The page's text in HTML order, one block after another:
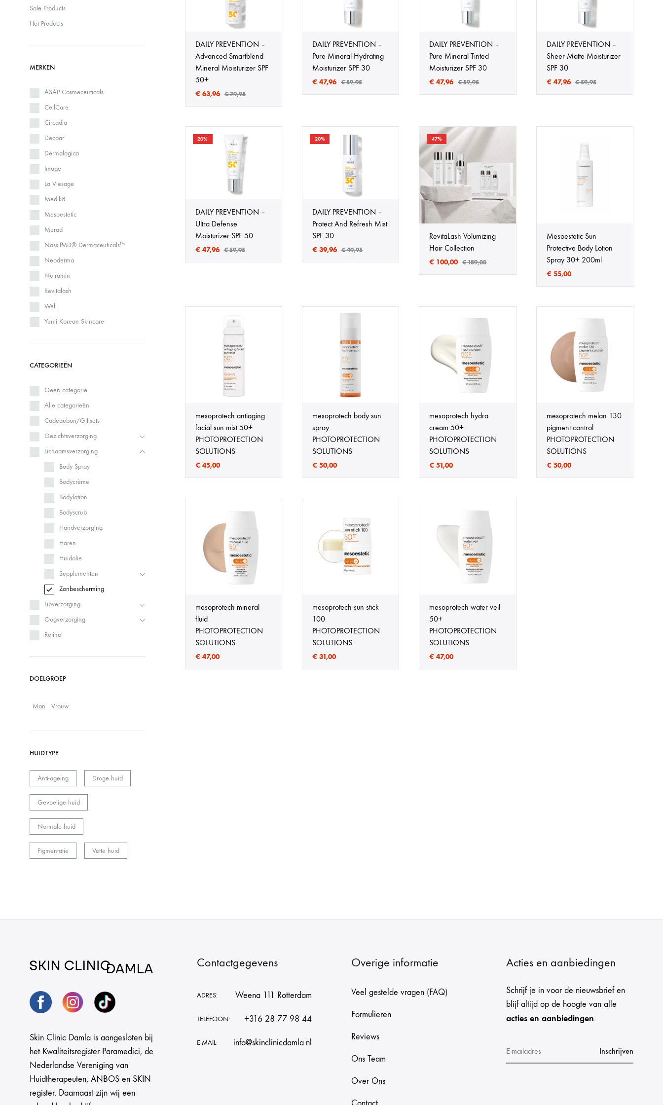
Cosmelan behandeling
Fotona Fractionele Laser
Hoofdhuidbehandeling
Huidverjonging
Relax behandeling
Rug behandeling
SmoothLips
SmoothEye
Zwangerschapsbehandeling
Rosacea
Fotona Dynamis NX
Hydrafacial Syndeo
LPG Endermologie
DAILY PREVENTION –
Advanced Smartblend
Mineral Moisturizer SPF
50+
€63,96 €79,95
DAILY PREVENTION –
Pure Mineral Hydrating
Moisturizer SPF 30
€ 47,96 €59,95
DAILY PREVENTION –
Pure Mineral Tinted
Moisturizer SPF 30
€ 47,96 €59,95
DAILY PREVENTION –
Sheer Matte Moisturizer
SPF 30
€47,96 €59,95
20%
DAILY PREVENTION –
Ultra Defense
Moisturizer SPF 50
€47,96 €59,95
20%
DAILY PREVENTION –
Protect And Refresh Mist
SPF 30
€ 39,96 €49,95
47%
RevitaLash Volumizing
Hair Collection
€ 100,00 €189,00
Mesoestetic Sun
Protective Body Lotion
Spray 30+ 200ml
€55,00
mesoprotech antiaging
facial sun mist 50+
PHOTOPROTECTION
SOLUTIONS
€45,00
mesoprotech body sun
spray
PHOTOPROTECTION
SOLUTIONS
€ 50,00
mesoprotech hydra
cream 50+
PHOTOPROTECTION
SOLUTIONS
€ 51,00
mesoprotech melan 130
pigment control
PHOTOPROTECTION
SOLUTIONS
€50,00
mesoprotech mineral
fluid
PHOTOPROTECTION
SOLUTIONS
€47,00
mesoprotech sun stick
100
PHOTOPROTECTION
SOLUTIONS
€ 31,00
mesoprotech water veil
50+
PHOTOPROTECTION
SOLUTIONS
€ 47,00
Sale Products
Hot Products
MERKEN
ASAP Cosmeceuticals
CellCare
Circadia
Decaar
Dermalogica
Image
La Viesage
Medik8
Mesoestetic
Murad
NassifMD®️ Dermaceuticals™️
Neoderma
Nutramin
Revitalash
Well
Yunji Korean Skincare
CATEGORIEËN
Geen categorie
Alle categorieën
Cadeaubon/Giftsets
Gezichtsverzorging
Lichaamsverzorging
Body Spray
Bodycrème
Bodylotion
Bodyscrub
Handverzorging
Haren
Huidolie
Supplementen
Zonbescherming
Lipverzorging
Oogverzorging
Retinol
DOELGROEP
Man Vrouw
HUIDTYPE
Anti-ageing Droge huid
Gevoelige huid
Normale huid
Pigmentatie Vette huid
Skin Clinic Damla is aangesloten bij
het Kwaliteitsregister Paramedici, de
Nederlandse Vereniging van
Huidtherapeuten, ANBOS en SKIN
register. Daarnaast zijn wij een
Contactgegevens
ADRES: Weena 111 Rotterdam
TELEFOON: +316 28 77 98 44
E-MAIL: info@skinclinicdamla.nl
Overige informatie
Veel gestelde vragen (FAQ)
Formulieren
Reviews
Ons Team
Over Ons
Acties en aanbiedingen
Schrijf je in voor de nieuwsbrief en
blijf altijd op de hoogte van alle
acties en aanbiedingen.